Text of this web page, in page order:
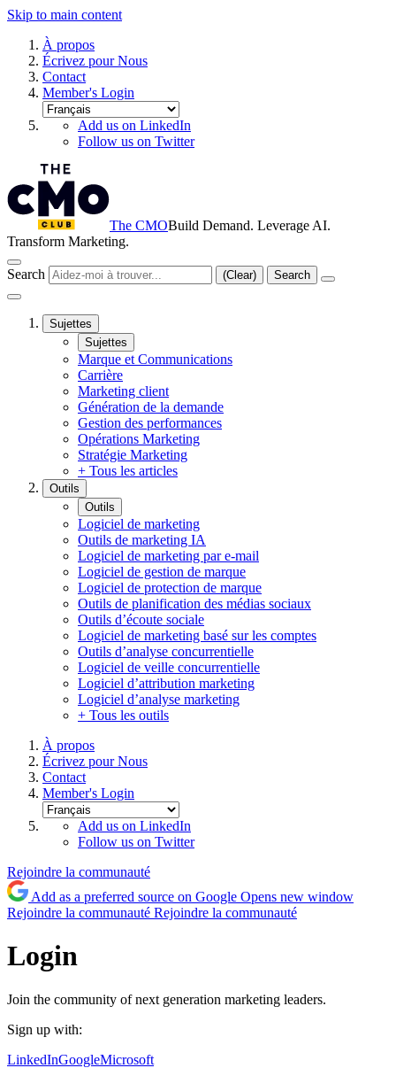
Skip to main content
À propos
Écrivez pour Nous
Contact
Member's Login
Add us on LinkedIn
Follow us on Twitter
The CMOBuild Demand. Leverage AI.
Transform Marketing.
Search (Clear) Search
Sujettes
Sujettes
Marque et Communications
Carrière
Marketing client
Génération de la demande
Gestion des performances
Opérations Marketing
Stratégie Marketing
+ Tous les articles
Outils
Outils
Logiciel de marketing
Outils de marketing IA
Logiciel de marketing par e-mail
Logiciel de gestion de marque
Logiciel de protection de marque
Outils de planification des médias sociaux
Outils d’écoute sociale
Logiciel de marketing basé sur les comptes
Outils d’analyse concurrentielle
Logiciel de veille concurrentielle
Logiciel d’attribution marketing
Logiciel d’analyse marketing
+ Tous les outils
À propos
Écrivez pour Nous
Contact
Member's Login
Add us on LinkedIn
Follow us on Twitter
Rejoindre la communauté
Add as a preferred source on Google Opens new window
Rejoindre la communauté Rejoindre la communauté
Login
Join the community of next generation marketing leaders.
Sign up with:
LinkedInGoogleMicrosoft